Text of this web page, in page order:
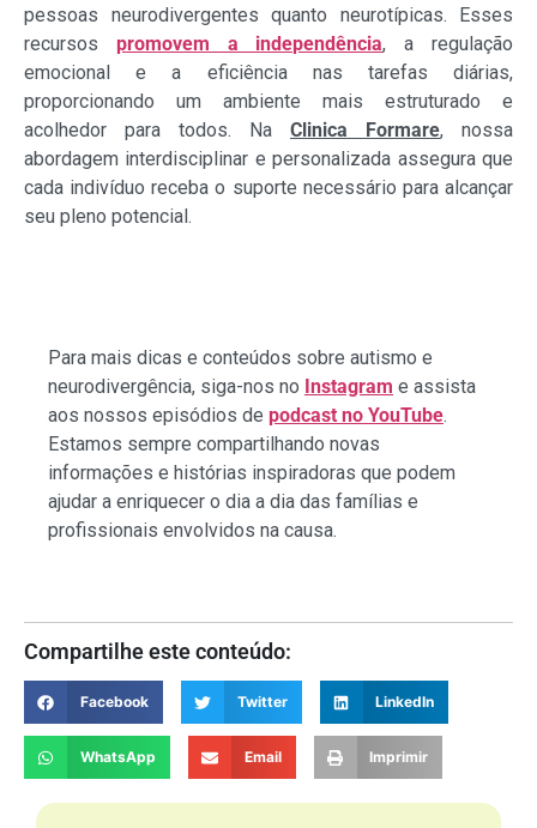
pessoas neurodivergentes quanto neurotípicas. Esses
recursos promovem a independência, a regulação
emocional e a eficiência nas tarefas diárias,
proporcionando um ambiente mais estruturado e
acolhedor para todos. Na Clinica Formare, nossa
abordagem interdisciplinar e personalizada assegura que
cada indivíduo receba o suporte necessário para alcançar
seu pleno potencial.
Para mais dicas e conteúdos sobre autismo e
neurodivergência, siga-nos no Instagram e assista
aos nossos episódios de podcast no YouTube.
Estamos sempre compartilhando novas
informações e histórias inspiradoras que podem
ajudar a enriquecer o dia a dia das famílias e
profissionais envolvidos na causa.
Compartilhe este conteúdo:
Facebook Twitter LinkedIn
WhatsApp Email Imprimir